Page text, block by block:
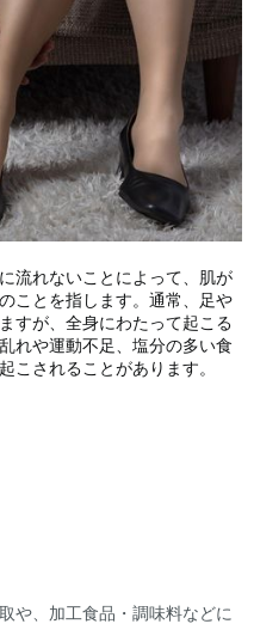
流れないことによって、肌が
ことを指します。通常、足や
すが、全身にわたって起こる
れや運動不足、塩分の多い食
こされることがあります。
や、加工食品・調味料などに